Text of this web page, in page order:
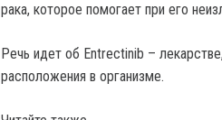
рака, которое помогает при его
Речь идет об Entrectinib –
расположения в организме.